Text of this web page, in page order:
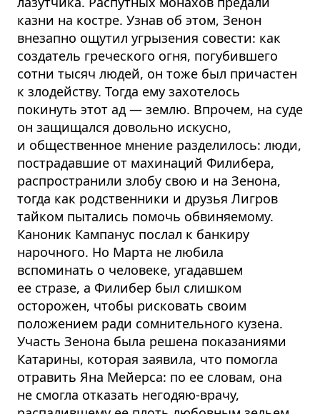
казни на костре. Узнав об этом, Зенон
внезапно ощутил угрызения совести: как
создатель греческого огня, погубившего
сотни тысяч людей, он тоже был причастен
к злодейству. Тогда ему захотелось
покинуть этот ад — землю. Впрочем, на суде
он защищался довольно искусно,
и общественное мнение разделилось: люди,
пострадавшие от махинаций Филибера,
распространили злобу свою и на Зенона,
тогда как родственники и друзья Лигров
тайком пытались помочь обвиняемому.
Каноник Кампанус послал к банкиру
нарочного. Но Марта не любила
вспоминать о человеке, угадавшем
ее стразе, а Филибер был слишком
осторожен, чтобы рисковать своим
положением ради сомнительного кузена.
Участь Зенона была решена показаниями
Катарины, которая заявила, что помогла
отравить Яна Мейерса: по ее словам, она
не смогла отказать негодяю-врачу,